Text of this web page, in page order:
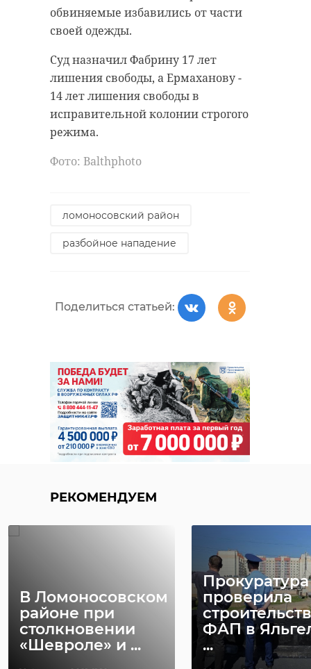
обвиняемые избавились от части
своей одежды.
Суд назначил Фабрину 17 лет
лишения свободы, а Ермаханову -
14 лет лишения свободы в
исправительной колонии строгого
режима.
Фото: Balthphoto
ломоносовский район
разбойное нападение
Поделиться статьей:
РЕКОМЕНДУЕМ
В Ломоносовском
районе при
столкновении
«Шевроле» и ...
Прокуратура
проверила
ФАП в
...
добавил представитель в Совфеде
от 47 региона, удалось благодаря
комплексной работе и трем
компонентам - экономика,
соцуслуги и постоянное
совершенствование правового
контура и технологий.
Мы получаем
перспективу, мы
2012 года количество
жителей в нашем
увеличилось на 500 с
лишним тысяч
человек. Это - все
последствия
продуманной
глубокой политики в
Сергей Перминов,